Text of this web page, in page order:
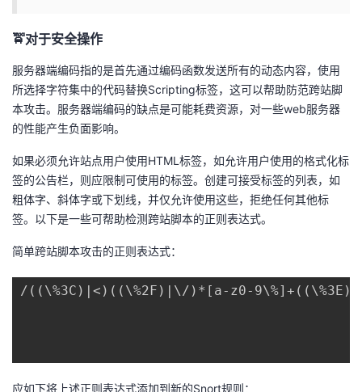
🚖对于安全操作
服务器端编码指的是首先通过编码函数发送所有的动态内容，使用
所选择字符集中的代码替换Scripting标签，这可以帮助防范跨站脚
本攻击。服务器端编码的缺点是可能耗费资源，对一些web服务器
的性能产生负面影响。
如果必须允许站点用户使用HTML标签，如允许用户使用的格式化标
签的公告栏，则应限制可使用的标签。创建可接受标签的列表，如
粗体字、斜体字或下划线，并仅允许使用这些，拒绝任何其他标
签。以下是一些可帮助检测跨站脚本的正则表达式。
简单跨站脚本攻击的正则表达式：
/((\%3C)|<)((\%2F)|\/)*[a-z0-
应如下将上述正则表达式添加到新的Snort规则：